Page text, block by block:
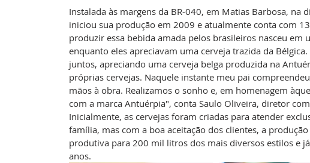
Instalada às margens da BR-040, em Matias Barbosa, na
iniciou sua produção em 2009 e atualmente conta com
produzir essa bebida amada pelos brasileiros nasceu
enquanto eles apreciavam uma cerveja trazida da
juntos, apreciando uma cerveja belga produzida na
próprias cervejas. Naquele instante meu pai
mãos à obra. Realizamos o sonho e, em homenagem
com a marca Antuérpia", conta Saulo Oliveira, diretor
Inicialmente, as cervejas foram criadas para atender
família, mas com a boa aceitação dos clientes, a
produtiva para 200 mil litros dos mais diversos estilos e
anos.